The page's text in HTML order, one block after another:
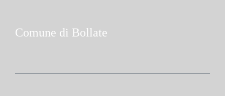
Comune di Bollate